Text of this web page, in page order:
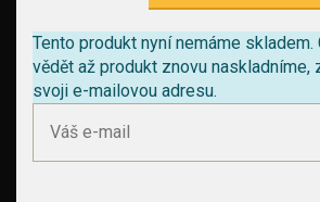
Tento produkt nyní nemáme skladem.
vědět až produkt znovu naskladníme,
svoji e-mailovou adresu.